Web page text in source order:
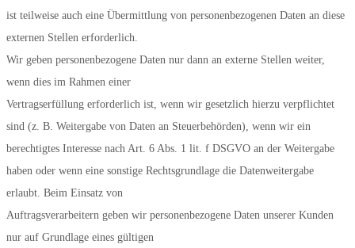
ist teilweise auch eine Übermittlung von personenbezogenen Daten an diese
externen Stellen erforderlich.
Wir geben personenbezogene Daten nur dann an externe Stellen weiter,
wenn dies im Rahmen einer
Vertragserfüllung erforderlich ist, wenn wir gesetzlich hierzu verpflichtet
sind (z. B. Weitergabe von Daten an Steuerbehörden), wenn wir ein
berechtigtes Interesse nach Art. 6 Abs. 1 lit. f DSGVO an der Weitergabe
haben oder wenn eine sonstige Rechtsgrundlage die Datenweitergabe
erlaubt. Beim Einsatz von
Auftragsverarbeitern geben wir personenbezogene Daten unserer Kunden
nur auf Grundlage eines gültigen